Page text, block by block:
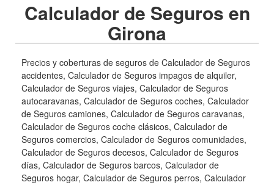
Calculador de Seguros en
Girona
Precios y coberturas de seguros de Calculador de Seguros
accidentes, Calculador de Seguros impagos de alquiler,
Calculador de Seguros viajes, Calculador de Seguros
autocaravanas, Calculador de Seguros coches, Calculador
de Seguros camiones, Calculador de Seguros caravanas,
Calculador de Seguros coche clásicos, Calculador de
Seguros comercios, Calculador de Seguros comunidades,
Calculador de Seguros decesos, Calculador de Seguros
días, Calculador de Seguros barcos, Calculador de
Seguros hogar, Calculador de Seguros perros, Calculador